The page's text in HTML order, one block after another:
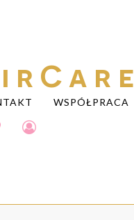
WSPÓŁPRACA